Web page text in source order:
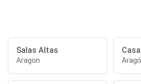
Salas Altas
Aragon